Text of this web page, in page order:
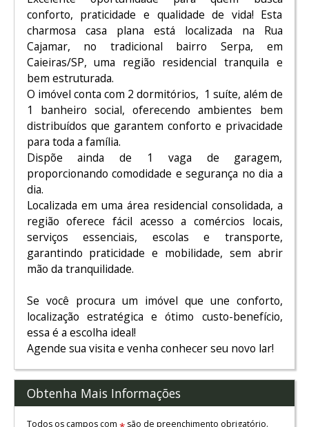
conforto, praticidade e qualidade de vida! Esta
charmosa casa plana está localizada na Rua
Cajamar, no tradicional bairro Serpa, em
Caieiras/SP, uma região residencial tranquila e
bem estruturada.
O imóvel conta com 2 dormitórios, 1 suíte, além de
1 banheiro social, oferecendo ambientes bem
distribuídos que garantem conforto e privacidade
para toda a família.
Dispõe ainda de 1 vaga de garagem,
proporcionando comodidade e segurança no dia a
dia.
Localizada em uma área residencial consolidada, a
região oferece fácil acesso a comércios locais,
serviços essenciais, escolas e transporte,
garantindo praticidade e mobilidade, sem abrir
mão da tranquilidade.
Se você procura um imóvel que une conforto,
localização estratégica e ótimo custo-benefício,
essa é a escolha ideal!
Agende sua visita e venha conhecer seu novo lar!
Obtenha Mais Informações
Todos os campos com são de preenchimento obrigatório.